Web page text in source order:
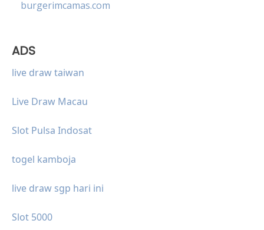
burgerimcamas.com
ADS
live draw taiwan
Live Draw Macau
Slot Pulsa Indosat
togel kamboja
live draw sgp hari ini
Slot 5000